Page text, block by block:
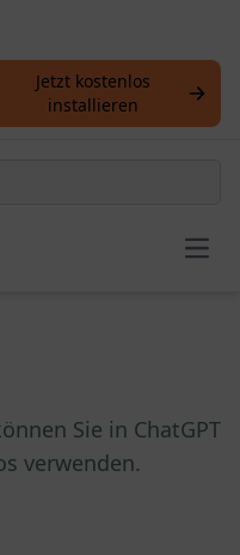
Jetzt kostenlos
installieren
Sie in ChatGPT
verwenden.